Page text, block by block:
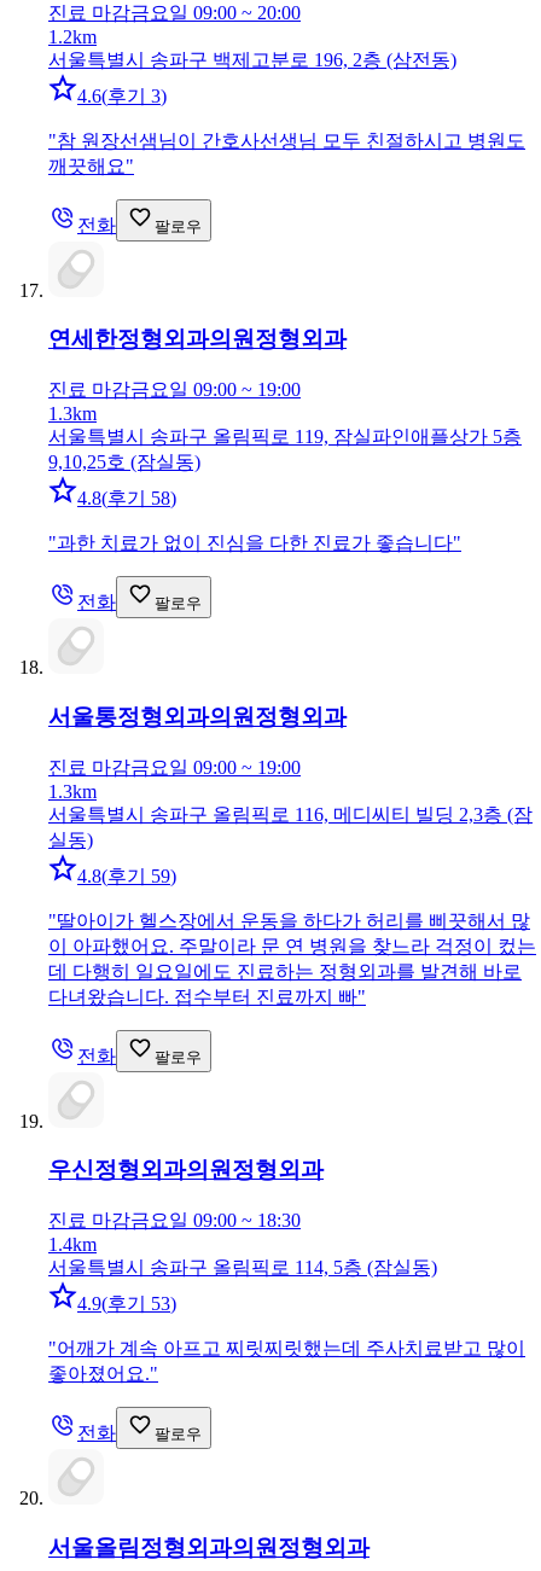
진료 마감금요일 09:00 ~ 20:00
1.2km
서울특별시 송파구 백제고분로 196, 2층 (삼전동)
4.6(후기 3)
"참 원장선샘님이 간호사선생님 모두 친절하시고 병원도
깨끗해요"
전화 팔로우
연세한정형외과의원정형외과
진료 마감금요일 09:00 ~ 19:00
1.3km
서울특별시 송파구 올림픽로 119, 잠실파인애플상가 5층
9,10,25호 (잠실동)
4.8(후기 58)
"과한 치료가 없이 진심을 다한 진료가 좋습니다"
전화 팔로우
서울통정형외과의원 정형외과
진료 마감금요일 09:00 ~ 19:00
1.3km
서울특별시 송파구 올림픽로 116, 메디씨티 빌딩 2,3층 (잠
실동)
4.8(후기 59)
"딸아이가 헬스장에서 운동을 하다가 허리를 삐끗해서 많
이 아파했어요. 주말이라 문 연 병원을 찾느라 걱정이 컸는
데 다행히 일요일에도 진료하는 정형외과를 발견해 바로
다녀왔습니다. 접수부터 진료까지 빠"
전화 팔로우
우신정형외과의원정형외과
진료 마감금요일 09:00 ~ 18:30
1.4km
서울특별시 송파구 올림픽로 114, 5층 (잠실동)
4.9(후기 53)
"어깨가 계속 아프고 찌릿찌릿했는데 주사치료받고 많이
좋아졌어요."
전화 팔로우
서울올림정형외과의원 정형외과